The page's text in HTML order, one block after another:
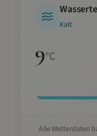
Kalt
9°C
Alle Wetterdaten